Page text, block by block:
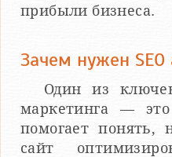
прибыли бизнеса.
Зачем нужен SEO
Один из
маркетинга —
помогает понять,
сайт